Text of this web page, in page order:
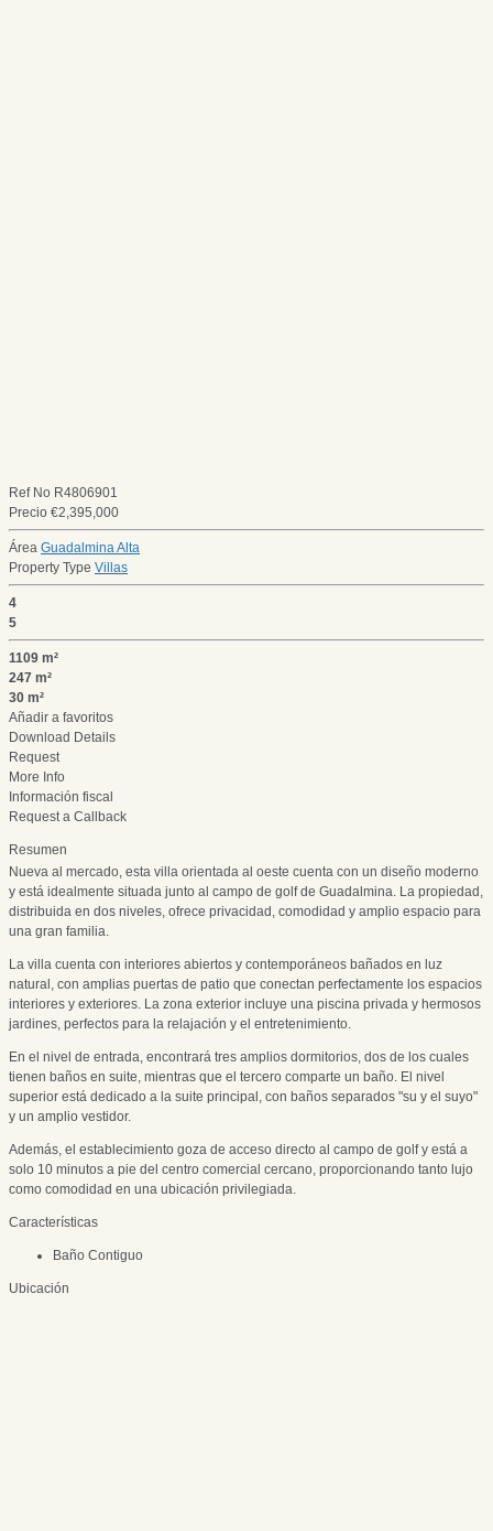
Ref No R4806901
Precio €2,395,000
Área Guadalmina Alta
Property Type Villas
4
5
1109 m²
247 m²
30 m²
Añadir a favoritos
Download Details
Request
More Info
Información fiscal
Request a Callback
Resumen
Nueva al mercado, esta villa orientada al oeste cuenta con un diseño moderno
y está idealmente situada junto al campo de golf de Guadalmina. La propiedad,
distribuida en dos niveles, ofrece privacidad, comodidad y amplio espacio para
una gran familia.
La villa cuenta con interiores abiertos y contemporáneos bañados en luz
natural, con amplias puertas de patio que conectan perfectamente los espacios
interiores y exteriores. La zona exterior incluye una piscina privada y hermosos
jardines, perfectos para la relajación y el entretenimiento.
En el nivel de entrada, encontrará tres amplios dormitorios, dos de los cuales
tienen baños en suite, mientras que el tercero comparte un baño. El nivel
superior está dedicado a la suite principal, con baños separados "su y el suyo"
y un amplio vestidor.
Además, el establecimiento ‌goza ‌de ‌acceso ‌directo al ‌campo de golf ‌y está ‌a
‌solo 10 minutos ‌a pie del ‌centro comercial ‌cercano, ‌proporcionando tanto lujo
‌como ‌comodidad ‌en ‌una ‌ubicación ‌privilegiada.
Características
Baño Contiguo
Ubicación